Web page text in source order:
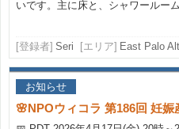
いです。主に床と、シャワールー
[登録者] Seri [エリア] East Palo
お知らせ
🌸NPOウィコラ 第186回 妊